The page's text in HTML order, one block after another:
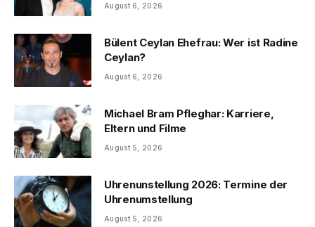
August 6, 2026
Bülent Ceylan Ehefrau: Wer ist Radine
Ceylan?
August 6, 2026
Michael Bram Pfleghar: Karriere,
Eltern und Filme
August 5, 2026
Uhrenunstellung 2026: Termine der
Uhrenumstellung
August 5, 2026